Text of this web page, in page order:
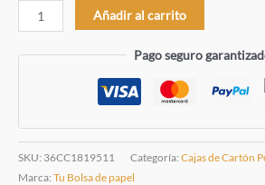
Caja
pequeña
18x19.5x11
todo
Añadir al carrito
Pago seguro
SKU: 36CC1819511 Categoría: Cajas de Cartón
Marca: Tu Bolsa de papel